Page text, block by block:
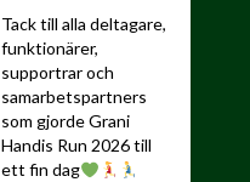
Tack till alla deltagare,
funktionärer,
supportrar och
samarbetspartners
som gjorde Grani
Handis Run 2026 till
ett fin dag